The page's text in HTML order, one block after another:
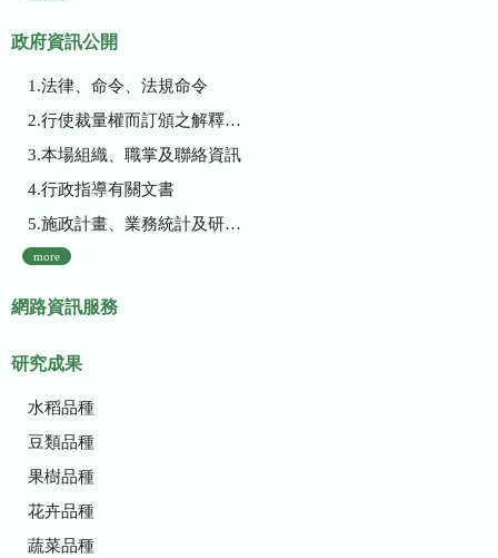
政府資訊公開
1.法律、命令、法規命令
2.行使裁量權而訂頒之解釋性規定及裁量基準
3.本場組織、職掌及聯絡資訊
4.行政指導有關文書
5.施政計畫、業務統計及研究報告
more
網路資訊服務
研究成果
水稻品種
豆類品種
果樹品種
花卉品種
蔬菜品種